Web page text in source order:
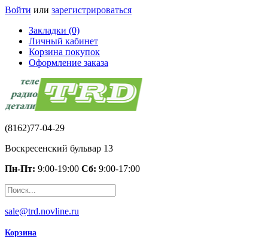
Войти или зарегистрироваться
Закладки (0)
Личный кабинет
Корзина покупок
Оформление заказа
(8162)77-04-29
Воскресенский бульвар 13
Пн-Пт: 9:00-19:00 Сб: 9:00-17:00
sale@trd.novline.ru
Корзина